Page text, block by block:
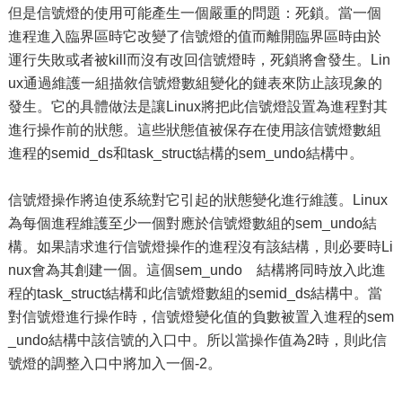
但是信號燈的使用可能產生一個嚴重的問題：死鎖。當一個
進程進入臨界區時它改變了信號燈的值而離開臨界區時由於
運行失敗或者被kill而沒有改回信號燈時，死鎖將會發生。Lin
ux通過維護一組描敘信號燈數組變化的鏈表來防止該現象的
發生。它的具體做法是讓Linux將把此信號燈設置為進程對其
進行操作前的狀態。這些狀態值被保存在使用該信號燈數組
進程的semid_ds和task_struct結構的sem_undo結構中。
信號燈操作將迫使系統對它引起的狀態變化進行維護。Linux
為每個進程維護至少一個對應於信號燈數組的sem_undo結
構。如果請求進行信號燈操作的進程沒有該結構，則必要時Li
nux會為其創建一個。這個sem_undo 結構將同時放入此進
程的task_struct結構和此信號燈數組的semid_ds結構中。當
對信號燈進行操作時，信號燈變化值的負數被置入進程的sem
_undo結構中該信號的入口中。所以當操作值為2時，則此信
號燈的調整入口中將加入一個-2。